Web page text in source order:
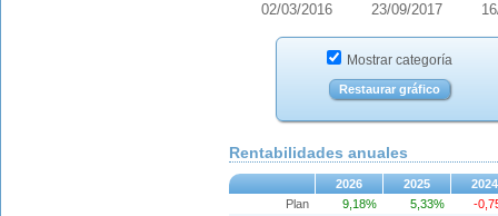
02/03/2016 23/09/2017
Mostrar categoría
Restaurar gráfico
Rentabilidades anuales
2026 2025 2024
Plan 9,18% 5,33%
-